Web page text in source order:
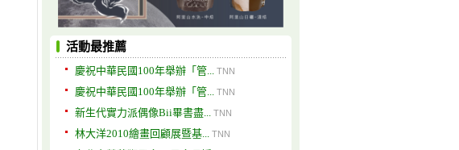
活動最推薦
慶祝中華民國100年舉辦「管... TNN
慶祝中華民國100年舉辦「管... TNN
新生代實力派偶像Bii畢書盡... TNN
林大洋2010繪畫回顧展暨基... TNN